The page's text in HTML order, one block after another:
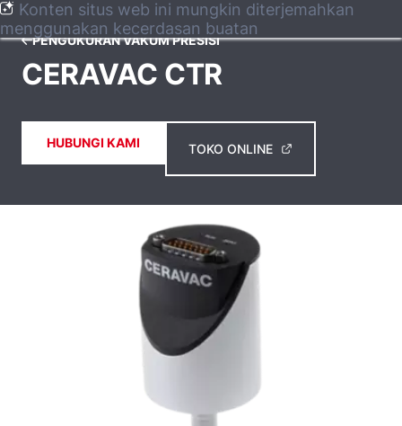
Konten situs web ini mungkin diterjemahkan
menggunakan kecerdasan buatan
PENGUKURAN VAKUM PRESISI
CERAVAC CTR
HUBUNGI KAMI TOKO ONLINE